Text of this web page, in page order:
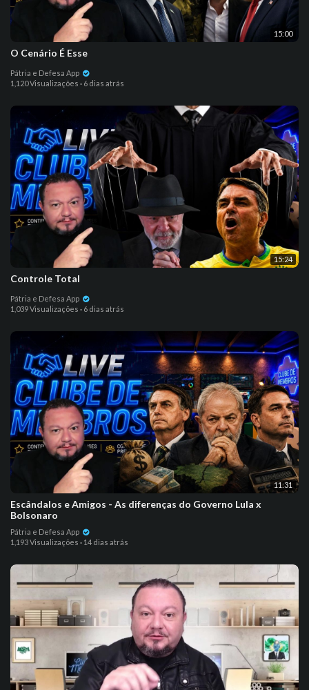
15:00
O Cenário É Esse
Pátria e Defesa App
1,120 Visualizações · 6 dias atrás
15:24
Controle Total
Pátria e Defesa App
1,039 Visualizações · 6 dias atrás
11:31
Escândalos e Amigos - As diferenças do Governo Lula x
Bolsonaro
Pátria e Defesa App
1,193 Visualizações · 14 dias atrás